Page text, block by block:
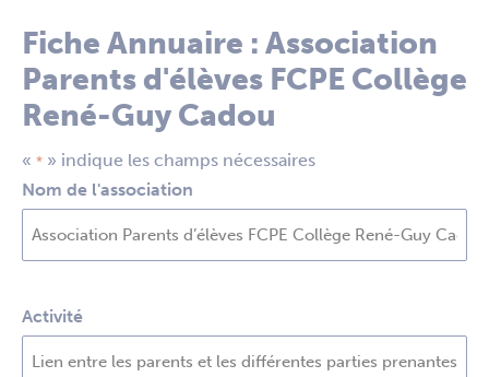
Fiche Annuaire : Association
Parents d'élèves FCPE Collège
René-Guy Cadou
« * » indique les champs nécessaires
Nom de l'association
Activité